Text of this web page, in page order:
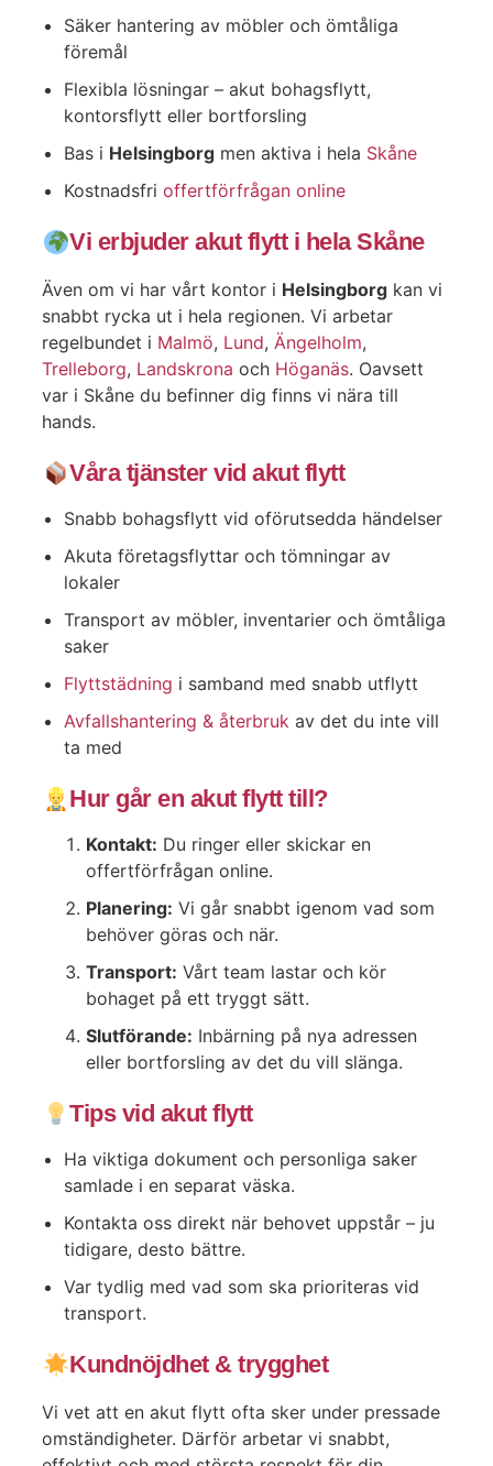
Säker hantering av möbler och ömtåliga
föremål
Flexibla lösningar – akut bohagsflytt,
kontorsflytt eller bortforsling
Bas i Helsingborg men aktiva i hela Skåne
Kostnadsfri offertförfrågan online
Vi erbjuder akut flytt i hela Skåne
Även om vi har vårt kontor i Helsingborg kan vi
snabbt rycka ut i hela regionen. Vi arbetar
regelbundet i Malmö, Lund, Ängelholm,
Trelleborg, Landskrona och Höganäs. Oavsett
var i Skåne du befinner dig finns vi nära till
hands.
Våra tjänster vid akut flytt
Snabb bohagsflytt vid oförutsedda händelser
Akuta företagsflyttar och tömningar av
lokaler
Transport av möbler, inventarier och ömtåliga
saker
Flyttstädning i samband med snabb utflytt
Avfallshantering & återbruk av det du inte vill
ta med
Hur går en akut flytt till?
Kontakt: Du ringer eller skickar en
offertförfrågan online.
Planering: Vi går snabbt igenom vad som
behöver göras och när.
Transport: Vårt team lastar och kör
bohaget på ett tryggt sätt.
Slutförande: Inbärning på nya adressen
eller bortforsling av det du vill slänga.
Tips vid akut flytt
Ha viktiga dokument och personliga saker
samlade i en separat väska.
Kontakta oss direkt när behovet uppstår – ju
tidigare, desto bättre.
Var tydlig med vad som ska prioriteras vid
transport.
Kundnöjdhet & trygghet
Vi vet att en akut flytt ofta sker under pressade
omständigheter. Därför arbetar vi snabbt,